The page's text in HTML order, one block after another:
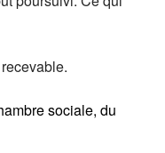
sociale, du